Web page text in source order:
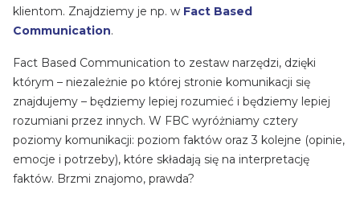
klientom. Znajdziemy je np. w Fact Based
Communication.
Fact Based Communication to zestaw narzędzi, dzięki
którym – niezależnie po której stronie komunikacji się
znajdujemy – będziemy lepiej rozumieć i będziemy lepiej
rozumiani przez innych. W FBC wyróżniamy cztery
poziomy komunikacji: poziom faktów oraz 3 kolejne (opinie,
emocje i potrzeby), które składają się na interpretację
faktów. Brzmi znajomo, prawda?